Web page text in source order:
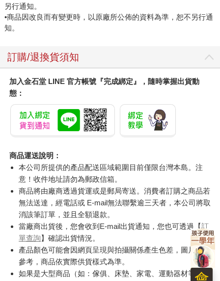
另行通知。
•商品因改良而有變更時，以原廠所公佈的資料為準，恕不另行通
知。
訂購/退換貨須知
加入金石堂 LINE 官方帳號『完成綁定』，隨時掌握出貨動
態：
商品運送說明：
本公司所提供的產品配送區域範圍目前僅限台灣本島。注
意！收件地址請勿為郵政信箱。
商品將由廠商透過貨運或是郵局寄送。消費者訂購之商品若
無法送達，經電話或 E-mail無法聯繫逾三天者，本公司將取
消該筆訂單，並且全額退款。
當廠商出貨後，您會收到E-mail出貨通知，您也可透過【訂
單查詢】確認出貨情況。
產品顏色可能會因網頁呈現與拍攝關係產生色差，圖片僅供
參考，商品依實際供貨樣式為準。
如果是大型商品（如：傢俱、床墊、家電、運動器材等）及